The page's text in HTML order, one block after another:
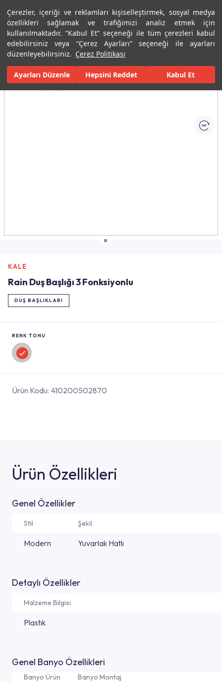
Çerezler, içeriği ve reklamları kişiselleştirmek, sosyal medya
özellikleri sağlamak ve trafiğimizi analiz etmek için
kullanılmaktadır. “Kabul Et” seçeneği ile tüm çerezleri kabul
edebilirsiniz veya “Çerez Ayarları” seçeneği ile ayarları
düzenleyebilirsiniz. Çerez Politikası
Ayarları Düzenle Hepsini Reddet Kabul Et
Menü Menü
Ana Sayfa Banyolar Duş Sistemleri Duş Başlıkları Rain
Tüm Görseller(1)
KALE
Rain Duş Başlığı 3 Fonksiyonlu
DUŞ BAŞLIKLARI
RENK TONU
Ürün Kodu: 410200502870
Ürün Özellikleri
Genel Özellikler
Stil Şekil
Modern Yuvarlak Hatlı
Detaylı Özellikler
Malzeme Bilgisi
Plastık
Genel Banyo Özellikleri
Banyo Ürün
Banyo Montaj